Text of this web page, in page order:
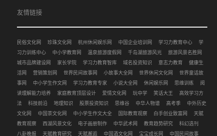
友情链接
民俗文化网 珍珠文化网 杭州休闲娱乐网 中国企业培训网 学习力教育中心
学
习力训练中心
中小学教育网 温泉旅游度假网 千岛湖旅游风光
旅游风景名胜网
城市品牌建设网
家长学院 学习力教育智库 域名投资知识 意志力教育
健康生
活网
营销策划网 世界民间故事网 小故事大全网 世界休闲文化网
世界童话故
事网
中小学生作文网 学习力教育专家 小说大全网 休闲娱乐网 思维训练
阅
读理解能力培养
家庭教育顶层设计 爱情文化网 玩中学 笑话大王
高效学习方
法
科技前沿 地理知识 股票投资知识 思维谷 中华人物谱 高考季
中外历史
文化网
中国茶文化网 中小学生作文大全 国际教育观察 白手创业致富网
天赋
教育观察
西湖风景文化 电子画册制作 中华武术网 教育趋势研究
科幻选刊
八卦晚报
天赋教育研究 天赋邂逅 中国酒文化网 宝宝成长网 中国民间故事